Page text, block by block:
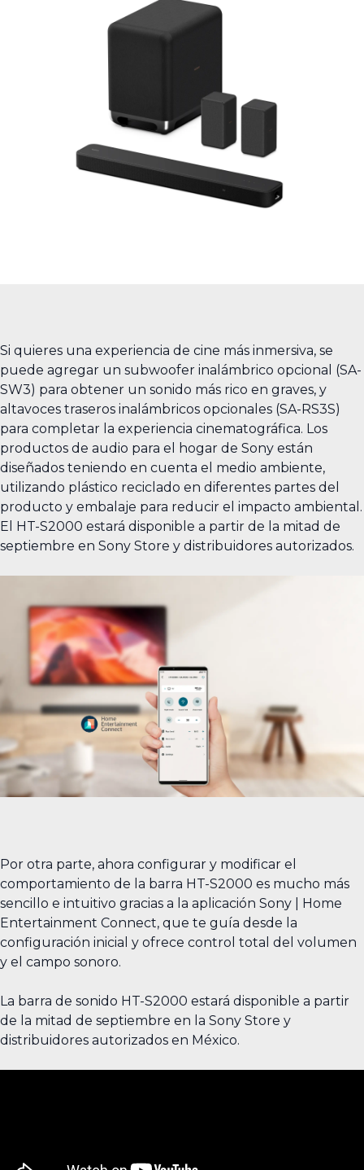
Si quieres una experiencia de cine más inmersiva, se
puede agregar un subwoofer inalámbrico opcional (SA-
SW3) para obtener un sonido más rico en graves, y
altavoces traseros inalámbricos opcionales (SA-RS3S)
para completar la experiencia cinematográfica. Los
productos de audio para el hogar de Sony están
diseñados teniendo en cuenta el medio ambiente,
utilizando plástico reciclado en diferentes partes del
producto y embalaje para reducir el impacto ambiental.
El HT-S2000 estará disponible a partir de la mitad de
septiembre en Sony Store y distribuidores autorizados.
Por otra parte, ahora configurar y modificar el
comportamiento de la barra HT-S2000 es mucho más
sencillo e intuitivo gracias a la aplicación Sony | Home
Entertainment Connect, que te guía desde la
configuración inicial y ofrece control total del volumen
y el campo sonoro.
La barra de sonido HT-S2000 estará disponible a partir
de la mitad de septiembre en la Sony Store y
distribuidores autorizados en México.